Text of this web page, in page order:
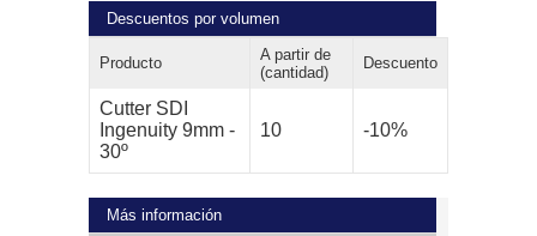
Descuentos por volumen
Producto
A partir de
(cantidad)
Descuento
Cutter SDI
Ingenuity 9mm -
30º
10 -10%
Más información